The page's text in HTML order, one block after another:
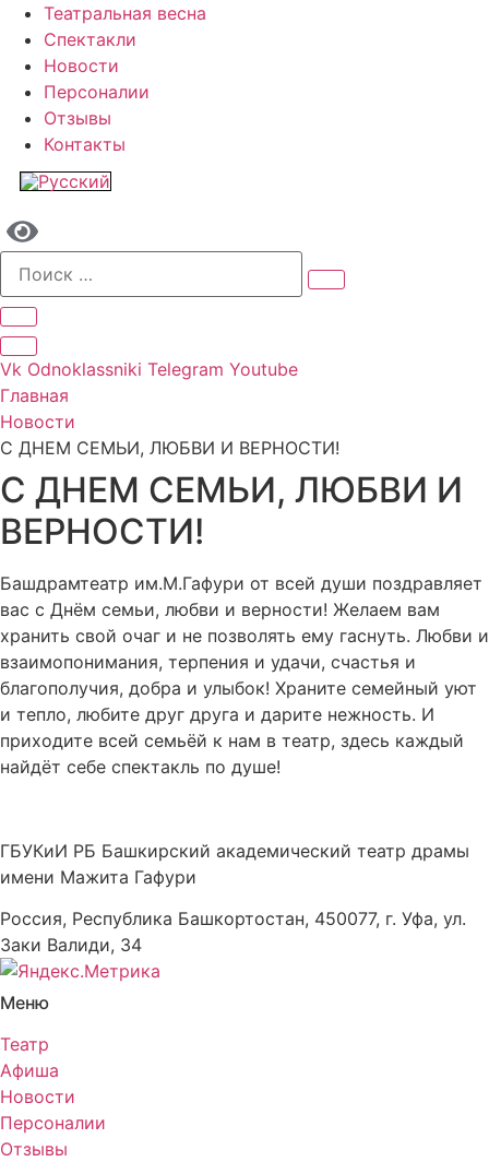
Театральная весна
Спектакли
Новости
Персоналии
Отзывы
Контакты
Vk Odnoklassniki Telegram Youtube
Главная
Новости
С ДНЕМ СЕМЬИ, ЛЮБВИ И ВЕРНОСТИ!
С ДНЕМ СЕМЬИ, ЛЮБВИ И
ВЕРНОСТИ!
Башдрамтеатр им.М.Гафури от всей души поздравляет
вас с Днём семьи, любви и верности! Желаем вам
хранить свой очаг и не позволять ему гаснуть. Любви и
взаимопонимания, терпения и удачи, счастья и
благополучия, добра и улыбок! Храните семейный уют
и тепло, любите друг друга и дарите нежность. И
приходите всей семьёй к нам в театр, здесь каждый
найдёт себе спектакль по душе!
ГБУКиИ РБ Башкирский академический театр драмы
имени Мажита Гафури
Россия, Республика Башкортостан, 450077, г. Уфа, ул.
Заки Валиди, 34
Меню
Театр
Афиша
Новости
Персоналии
Отзывы